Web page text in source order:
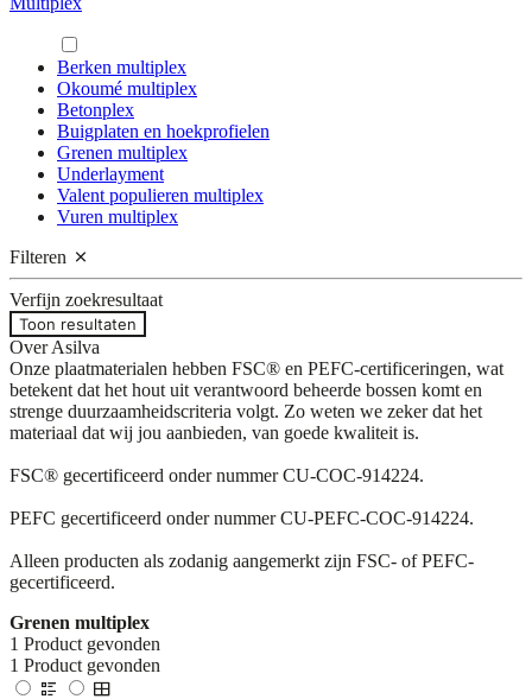
Berken multiplex
Okoumé multiplex
Betonplex
Buigplaten en hoekprofielen
Grenen multiplex
Underlayment
Valent populieren multiplex
Vuren multiplex
Filteren
Verfijn zoekresultaat
Toon resultaten
Over Asilva
Onze plaatmaterialen hebben FSC® en PEFC-certificeringen, wat
betekent dat het hout uit verantwoord beheerde bossen komt en
strenge duurzaamheidscriteria volgt. Zo weten we zeker dat het
materiaal dat wij jou aanbieden, van goede kwaliteit is.
FSC® gecertificeerd onder nummer CU-COC-914224.
PEFC gecertificeerd onder nummer CU-PEFC-COC-914224.
Alleen producten als zodanig aangemerkt zijn FSC- of PEFC-
gecertificeerd.
Grenen multiplex
1 Product gevonden
1 Product gevonden